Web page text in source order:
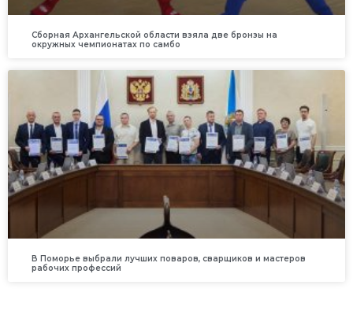
Сборная Архангельской области взяла две бронзы на
окружных чемпионатах по самбо
В Поморье выбрали лучших поваров, сварщиков и мастеров
рабочих профессий